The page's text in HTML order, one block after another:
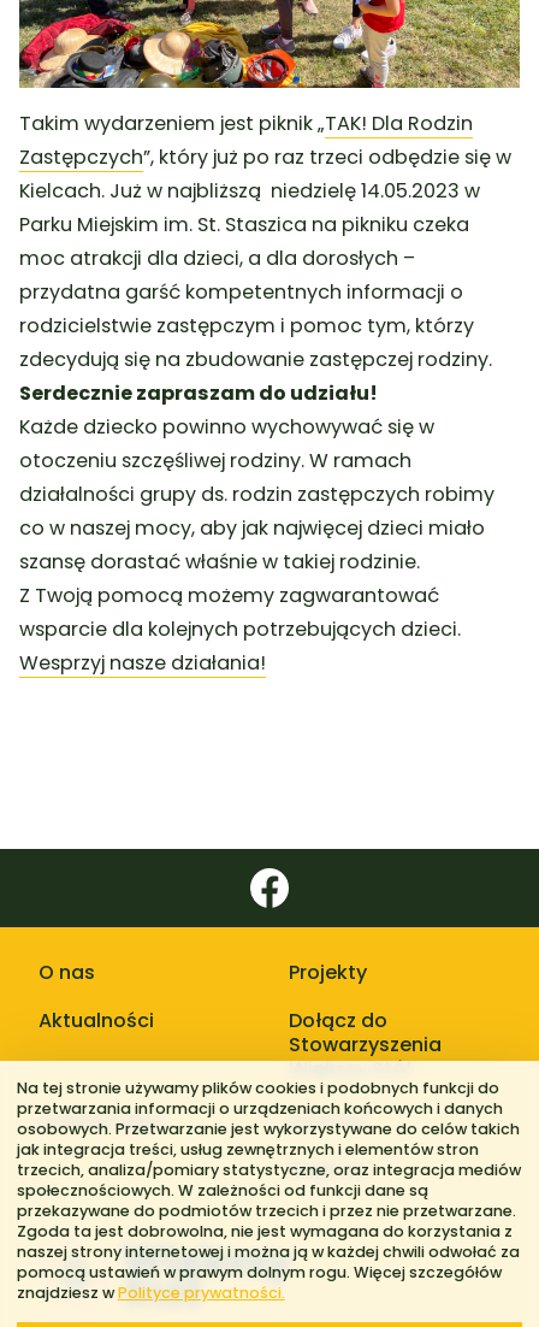
Takim wydarzeniem jest piknik „TAK! Dla Rodzin
Zastępczych”, który już po raz trzeci odbędzie się w
Kielcach. Już w najbliższą niedzielę 14.05.2023 w
Parku Miejskim im. St. Staszica na pikniku czeka
moc atrakcji dla dzieci, a dla dorosłych –
przydatna garść kompetentnych informacji o
rodzicielstwie zastępczym i pomoc tym, którzy
zdecydują się na zbudowanie zastępczej rodziny.
Serdecznie zapraszam do udziału!
Każde dziecko powinno wychowywać się w
otoczeniu szczęśliwej rodziny. W ramach
działalności grupy ds. rodzin zastępczych robimy
co w naszej mocy, aby jak najwięcej dzieci miało
szansę dorastać właśnie w takiej rodzinie.
Z Twoją pomocą możemy zagwarantować
wsparcie dla kolejnych potrzebujących dzieci.
Wesprzyj nasze działania!
O nas
Aktualności
Projekty
Dołącz do
Stowarzyszenia
Większy Stół
Galerie zdjęć
Kontakt
Regiony
Na tej stronie używamy plików cookies i podobnych funkcji do
przetwarzania informacji o urządzeniach końcowych i danych
osobowych. Przetwarzanie jest wykorzystywane do celów takich
jak integracja treści, usług zewnętrznych i elementów stron
trzecich, analiza/pomiary statystyczne, oraz integracja mediów
społecznościowych. W zależności od funkcji dane są
przekazywane do podmiotów trzecich i przez nie przetwarzane.
Zgoda ta jest dobrowolna, nie jest wymagana do korzystania z
naszej strony internetowej i można ją w każdej chwili odwołać za
pomocą ustawień w prawym dolnym rogu. Więcej szczegółów
znajdziesz wPolityce prywatności.